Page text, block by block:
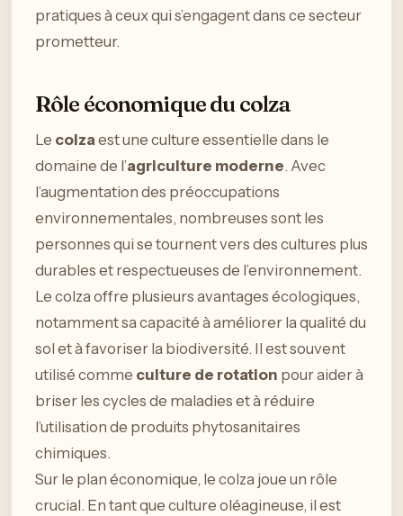
pratiques à ceux qui s’engagent dans ce secteur
prometteur.
Rôle économique du colza
Le colzaest une culture essentielle dans le
domaine de l’agriculture moderne. Avec
l’augmentation des préoccupations
environnementales, nombreuses sont les
personnes qui se tournent vers des cultures plus
durables et respectueuses de l’environnement.
Le colza offre plusieurs avantages écologiques,
notamment sa capacité à améliorer la qualité du
sol et à favoriser la biodiversité. Il est souvent
utilisé comme culture de rotation pour aider à
briser les cycles de maladies et à réduire
l’utilisation de produits phytosanitaires
chimiques.
Sur le plan économique, le colza joue un rôle
crucial. En tant que culture oléagineuse, il est